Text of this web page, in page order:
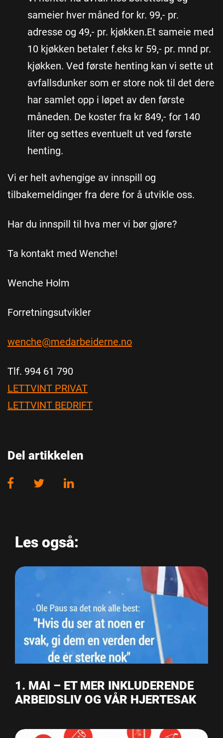
sameier hver måned for kr. 99,- pr.
adresse og 49,- pr. kjøkken.Et sameie med
10 kjøkken betaler f.eks kr 59,- pr. mnd pr.
kjøkken. Ved første henting kan vi sette ut
avfallsdunker som er store nok til det dere
har samlet opp i løpet av den første
måneden. De koster fra kr 849,- for 140
liter og settes eventuelt ut ved første
henting.
Vi er helt avhengige av innspill og
tilbakemeldinger fra dere for å utvikle oss.
Har du innspill til hva mer vi bør gjøre?
Ta kontakt med Wenche!
Wenche Holm
Forretningsutvikler
wenche@medarbeiderne.no
Tlf. 994 61 790
LETTVINT PRIVAT
LETTVINT BEDRIFT
Del artikkelen
Les også:
1. MAI – ET MER INKLUDERENDE
ARBEIDSLIV OG VÅR HJERTESAK